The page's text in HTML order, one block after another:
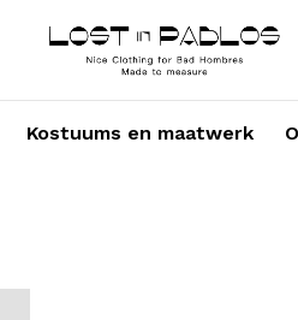
Kostuums en maatwerk